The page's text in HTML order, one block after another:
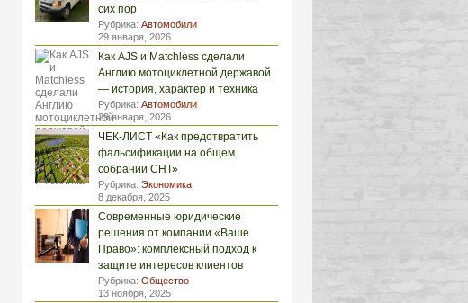
сих пор
Рубрика: Автомобили
29 января, 2026
Как AJS и Matchless сделали
Англию мотоциклетной державой
— история, характер и техника
Рубрика: Автомобили
29 января, 2026
ЧЕК-ЛИСТ «Как предотвратить
фальсификации на общем
собрании СНТ»
Рубрика: Экономика
8 декабря, 2025
Современные юридические
решения от компании «Ваше
Право»: комплексный подход к
защите интересов клиентов
Рубрика: Общество
13 ноября, 2025